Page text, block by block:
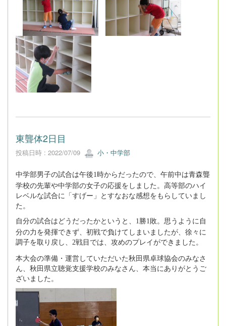
東聾体2日目
投稿日時 : 2022/07/09 小・中学部
中学部男子の試合は午後1 時からだったので、午前中は青森聾
学校の先輩や中学部の女子の応援をしました。高等部のハイ
レベルな試合に「すげー」とすなおな感想をもらしていまし
た。
自分の試合はどうだったかというと、
1 勝1 敗。思うように自
分の力を発揮できず、初戦で負けてしまいましたが、徐々に
調子を取り戻し、
2戦目では、攻めのプレイができました。
本大会の準備・運営していただいた秋田県卓球協会のみなさ
ん、秋田県立聴覚支援学校のみなさん、本当にありがとうご
ざいました。